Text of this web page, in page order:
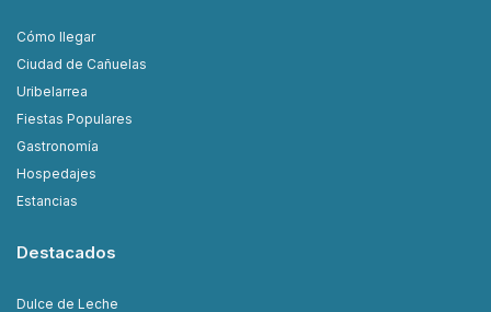
Cómo llegar
Ciudad de Cañuelas
Uribelarrea
Fiestas Populares
Gastronomía
Hospedajes
Estancias
Destacados
Dulce de Leche